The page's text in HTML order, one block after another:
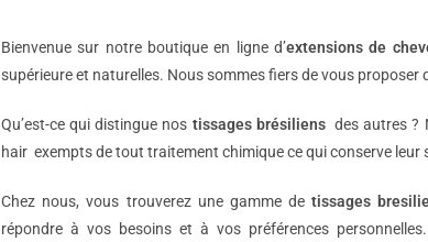
Bienvenue sur notre boutique en ligne d’extensions de
supérieure et naturelles. Nous sommes fiers de vous proposer
Qu’est-ce qui distingue nos tissages brésiliensdes autres ?
hair exempts de tout traitement chimique ce qui conserve leur
Chez nous, vous trouverez une gamme detissages
répondre à vos besoins et à vos préférences